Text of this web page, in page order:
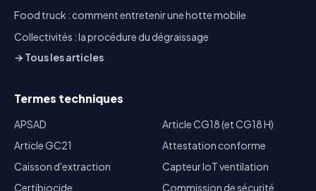
Food truck : comment entretenir une hotte mobile
Collectivités : la procédure du dégraissage
→ Tous les articles
Termes techniques
APSAD
Article CG18 (et CG18 H)
Article GC21
Attestation conforme
Caisson d'extraction
Capteur IoT ventilation
Certibiocide
Commission de sécurité